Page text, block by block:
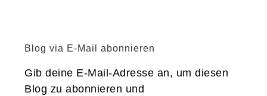
Blog via E-Mail abonnieren
Gib deine E-Mail-Adresse an, um diesen
Blog zu abonnieren und